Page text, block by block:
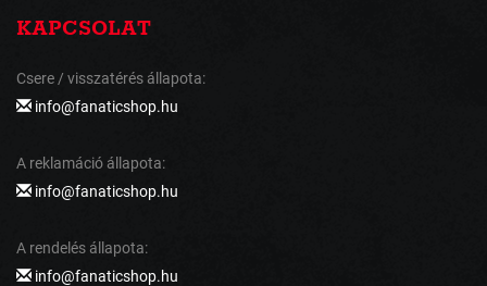
KAPCSOLAT
Csere / visszatérés állapota:
info@fanaticshop.hu
A reklamáció állapota:
info@fanaticshop.hu
A rendelés állapota:
info@fanaticshop.hu